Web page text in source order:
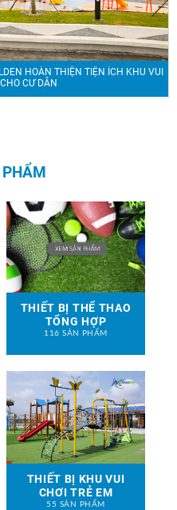
HOÀN THIỆN TIỆN ÍCH KHU VUI
CƯ DÂN
THIẾT BỊ THỂ THAO
TỔNG HỢP
116 SẢN PHẨM
THIẾT BỊ KHU VUI
CHƠI TRẺ EM
55 SẢN PHẨM